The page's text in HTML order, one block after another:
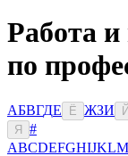
Работа
по
АБВГДЕ Ё ЖЗИ Й
Я
#
ABCDEFGHIJKLM